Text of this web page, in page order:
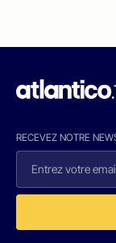
RECEVEZ NOTRE